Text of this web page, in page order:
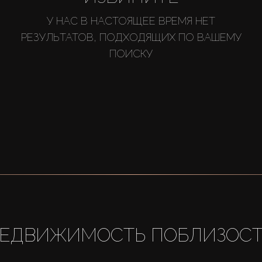
У НАС В НАСТОЯЩЕЕ ВРЕМЯ НЕТ
РЕЗУЛЬТАТОВ, ПОДХОДЯЩИХ ПО ВАШЕМУ
ПОИСКУ